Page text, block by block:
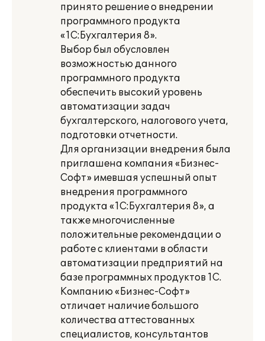
принято решение о внедрении
программного продукта
«1С:Бухгалтерия 8».
Выбор был обусловлен
возможностью данного
программного продукта
обеспечить высокий уровень
автоматизации задач
бухгалтерского, налогового учета,
подготовки отчетности.
Для организации внедрения была
приглашена компания «Бизнес-
Софт» имевшая успешный опыт
внедрения программного
продукта «1С:Бухгалтерия 8», а
также многочисленные
положительные рекомендации о
работе с клиентами в области
автоматизации предприятий на
базе программных продуктов 1С.
Компанию «Бизнес-Софт»
отличает наличие большого
количества аттестованных
специалистов, консультантов